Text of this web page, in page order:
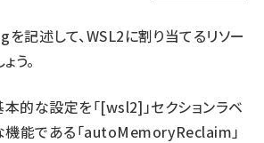
記述して、WSL2に割り当てるリソー
う。
的な設定を「[wsl2]」セクションラベ
機能である「autoMemoryReclaim」